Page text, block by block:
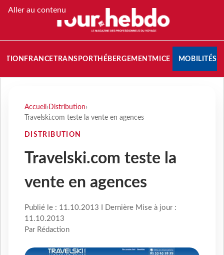
Aller au contenu
FRANCETRANSPORT HÉBERGEMENTMICE MOBILITÉS
Accueil › Distribution›
Travelski.com teste la vente en agences
DISTRIBUTION
Travelski.com teste la
vente en agences
Publié le : 11.10.2013 I Dernière Mise à jour :
11.10.2013
Par Rédaction